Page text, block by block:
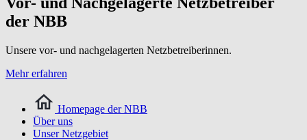
der NBB
Unsere vor- und nachgelagerten Netzbetreiberinnen.
Mehr erfahren
Homepage der NBB
Über uns
Unser Netzgebiet